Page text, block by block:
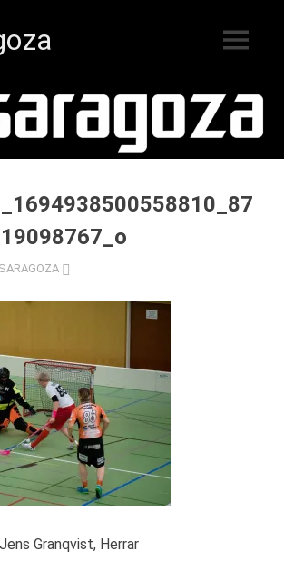
MENY
Granqvist, Herrar